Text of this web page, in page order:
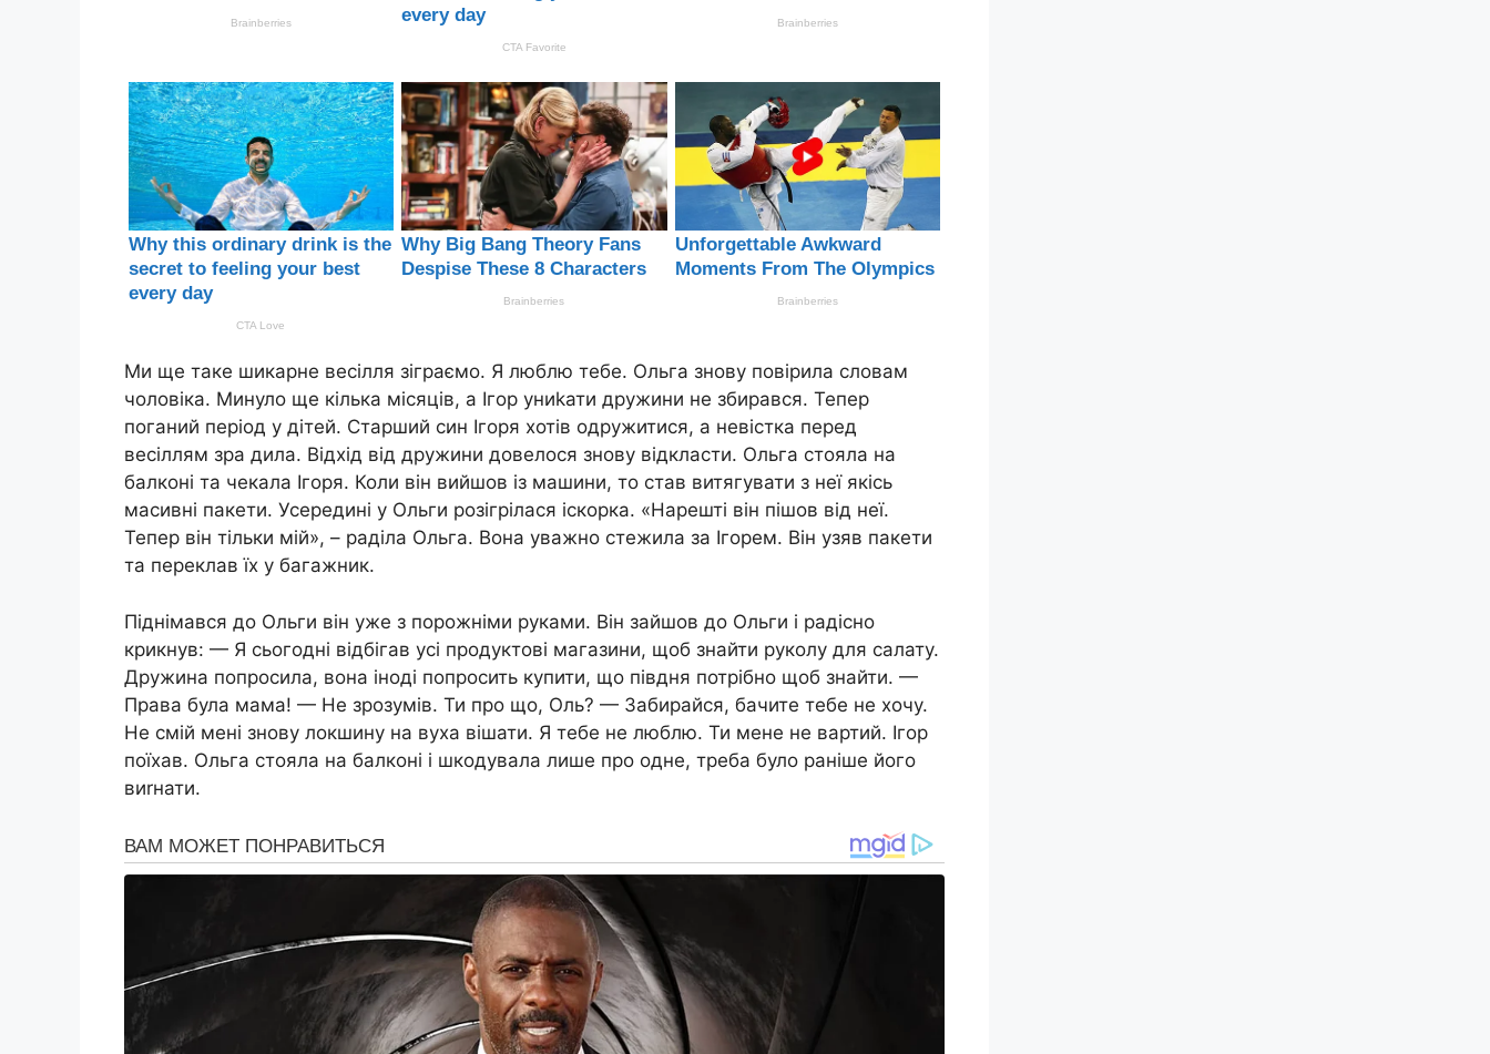
Ми ще таке шикарне весілля зіграємо. Я люблю тебе. Ольга знову повірила словам
чоловіка. Минуло ще кілька місяців, а Ігор униkати дружини не збирався. Тепер
поганий період у дітей. Старший син Ігоря хотів одружитися, а невістка перед
весіллям зра дила. Відхід від дружини довелося знову відкласти. Ольга стояла на
балконі та чекала Ігоря. Коли він вийшов із машини, то став витягувати з неї якісь
масивні пакети. Усередині у Ольги розігрілася іскорка. «Нарешті він пішов від неї.
Тепер він тільки мій», – раділа Ольга. Вона уважно стежила за Ігорем. Він узяв пакети
та переклав їх у багажник.
Піднімався до Ольги він уже з порожніми руками. Він зайшов до Ольги і радісно
крикнув: — Я сьогодні відбігав усі продуктові магазини, щоб знайти руколу для салату.
Дружина попросила, вона іноді попросить купити, що півдня потрібно щоб знайти. —
Права була мама! — Не зрозyмів. Ти про що, Оль? — Забирайся, бачите тебе не хочу.
Не смій мені знову локшину на вуха вішати. Я тебе не люблю. Ти мене не вартий. Ігор
поїхав. Ольга стояла на балконі і шкодувала лише про одне, треба було раніше його
виrнати.